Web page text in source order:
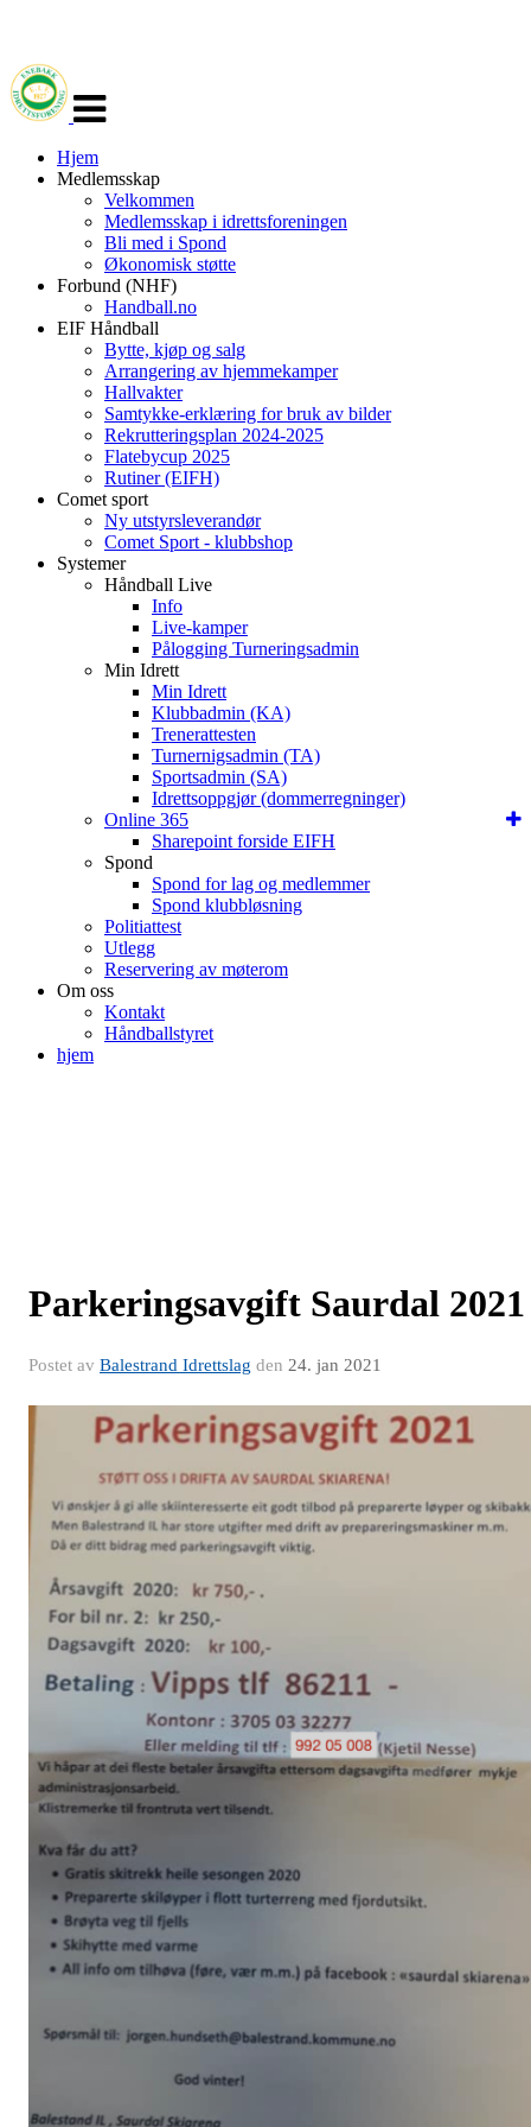
navigasjon
Hjem
Medlemsskap
Velkommen
Medlemsskap i idrettsforeningen
Bli med i Spond
Økonomisk støtte
Forbund (NHF)
Handball.no
EIF Håndball
Bytte, kjøp og salg
Arrangering av hjemmekamper
Hallvakter
Samtykke-erklæring for bruk av bilder
Rekrutteringsplan 2024-2025
Flatebycup 2025
Rutiner (EIFH)
Comet sport
Ny utstyrsleverandør
Comet Sport - klubbshop
Systemer
Håndball Live
Info
Live-kamper
Pålogging Turneringsadmin
Min Idrett
Min Idrett
Klubbadmin (KA)
Trenerattesten
Turnernigsadmin (TA)
Sportsadmin (SA)
Idrettsoppgjør (dommerregninger)
Online 365
Sharepoint forside EIFH
Spond
Spond for lag og medlemmer
Spond klubbløsning
Politiattest
Utlegg
Reservering av møterom
Om oss
Kontakt
Håndballstyret
hjem
Parkeringsavgift Saurdal 2021
Postet av Balestrand Idrettslag den 24. jan 2021